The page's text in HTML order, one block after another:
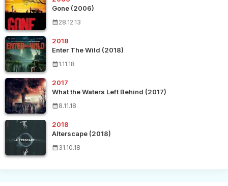
Gone (2006)
28.12.13
2018
Enter The Wild (2018)
1.11.18
2017
What the Waters Left Behind (2017)
8.11.18
2018
Alterscape (2018)
31.10.18